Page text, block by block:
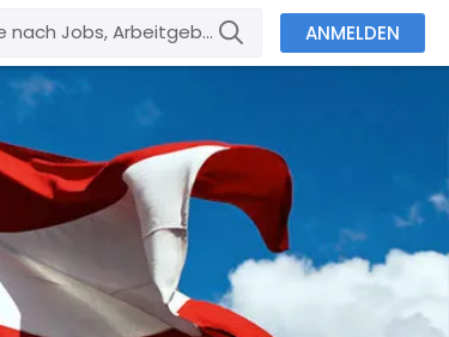
ANMELDEN